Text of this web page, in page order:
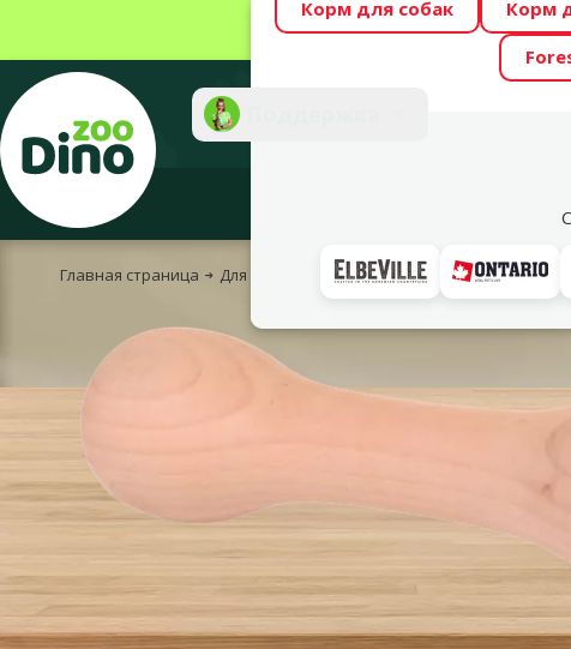
Весь месяц Dino
Фотоконкурс
Корм для собак Корм
Главная страница Для собак Для спорта и тренировок